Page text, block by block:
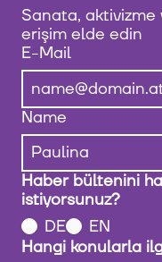
Sanata, aktivizme
erişim elde edin
E-Mail
Name
Haber bültenini
istiyorsunuz?
DE
EN
Hangi konularla